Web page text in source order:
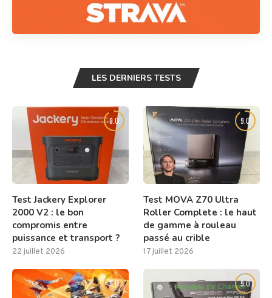
LES DERNIERS TESTS
9.0
Test Jackery Explorer
2000 V2 : le bon
compromis entre
puissance et transport ?
22 juillet 2026
9.0
Test MOVA Z70 Ultra
Roller Complete : le haut
de gamme à rouleau
passé au crible
17 juillet 2026
8.0 9.0